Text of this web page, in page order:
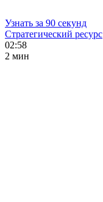
Узнать за 90 секунд
Стратегический ресурс
02:58
2 мин